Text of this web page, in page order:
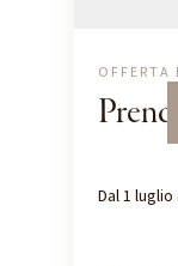
OFFERTA
Dal 1